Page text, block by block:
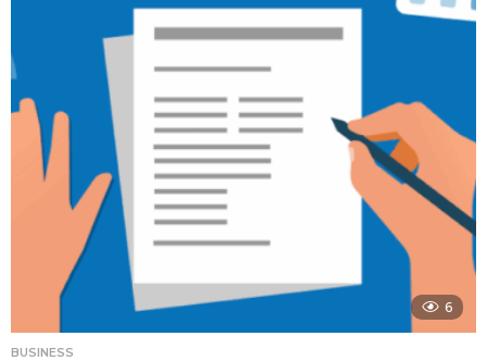
6
BUSINESS